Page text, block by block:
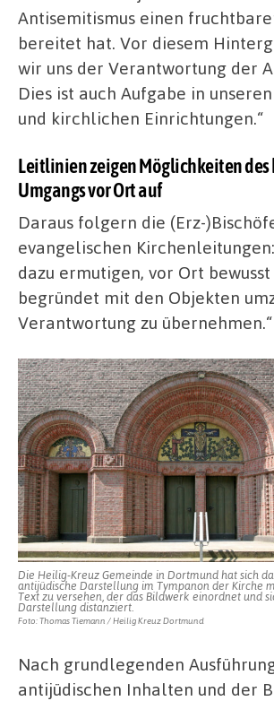
Antisemitismus einen
bereitet hat. Vor diesem
wir uns der Verantwortung der
Dies ist auch Aufgabe in
und kirchlichen Einrichtungen.“
Leitlinien zeigen Möglichkeiten
Umgangs vor Ort auf
Daraus folgern die (Erz-
evangelischen
dazu ermutigen, vor Ort
begründet mit den Objekten
Verantwortung zu übernehmen.“
Die Heilig-Kreuz Gemeinde in Dortmund hat sich
antijüdische Darstellung im Tympanon der Kirche
Text zu versehen, der das Bildwerk einordnet und
Darstellung distanziert.
Foto: Thomas Tiemann / Heilig Kreuz Dortmund
Nach grundlegenden
antijüdischen Inhalten und der